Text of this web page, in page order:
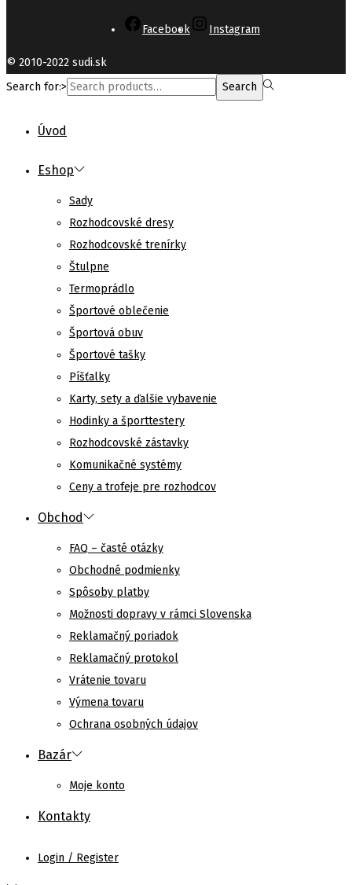
Facebook Instagram
© 2010-2022 sudi.sk
Search for:>
Search
Úvod
Eshop
Sady
Rozhodcovské dresy
Rozhodcovské trenírky
Štulpne
Termoprádlo
Športové oblečenie
Športová obuv
Športové tašky
Píšťalky
Karty, sety a ďalšie vybavenie
Hodinky a športtestery
Rozhodcovské zástavky
Komunikačné systémy
Ceny a trofeje pre rozhodcov
Obchod
FAQ – časté otázky
Obchodné podmienky
Spôsoby platby
Možnosti dopravy v rámci Slovenska
Reklamačný poriadok
Reklamačný protokol
Vrátenie tovaru
Výmena tovaru
Ochrana osobných údajov
Bazár
Moje konto
Kontakty
Login / Register